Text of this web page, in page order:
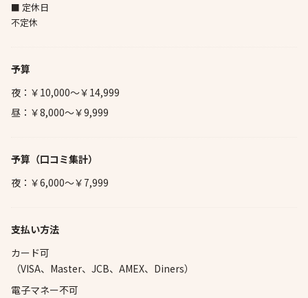
■ 定休日
不定休
予算
夜：￥10,000～￥14,999
昼：￥8,000～￥9,999
予算 （口コミ集計）
夜：￥6,000～￥7,999
支払い方法
カード可
（VISA、Master、JCB、AMEX、Diners）
電子マネー不可